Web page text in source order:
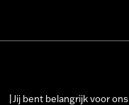
Jij bent belangrijk voor ons